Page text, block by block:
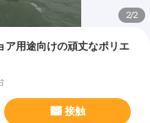
2/2
ア用途向けの頑丈なポリエ
接触